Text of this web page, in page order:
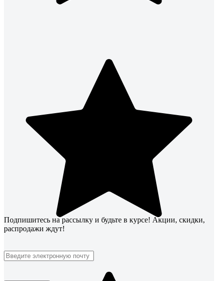
Подпишитесь на рассылку и будьте в курсе! Акции, скидки,
распродажи ждут!